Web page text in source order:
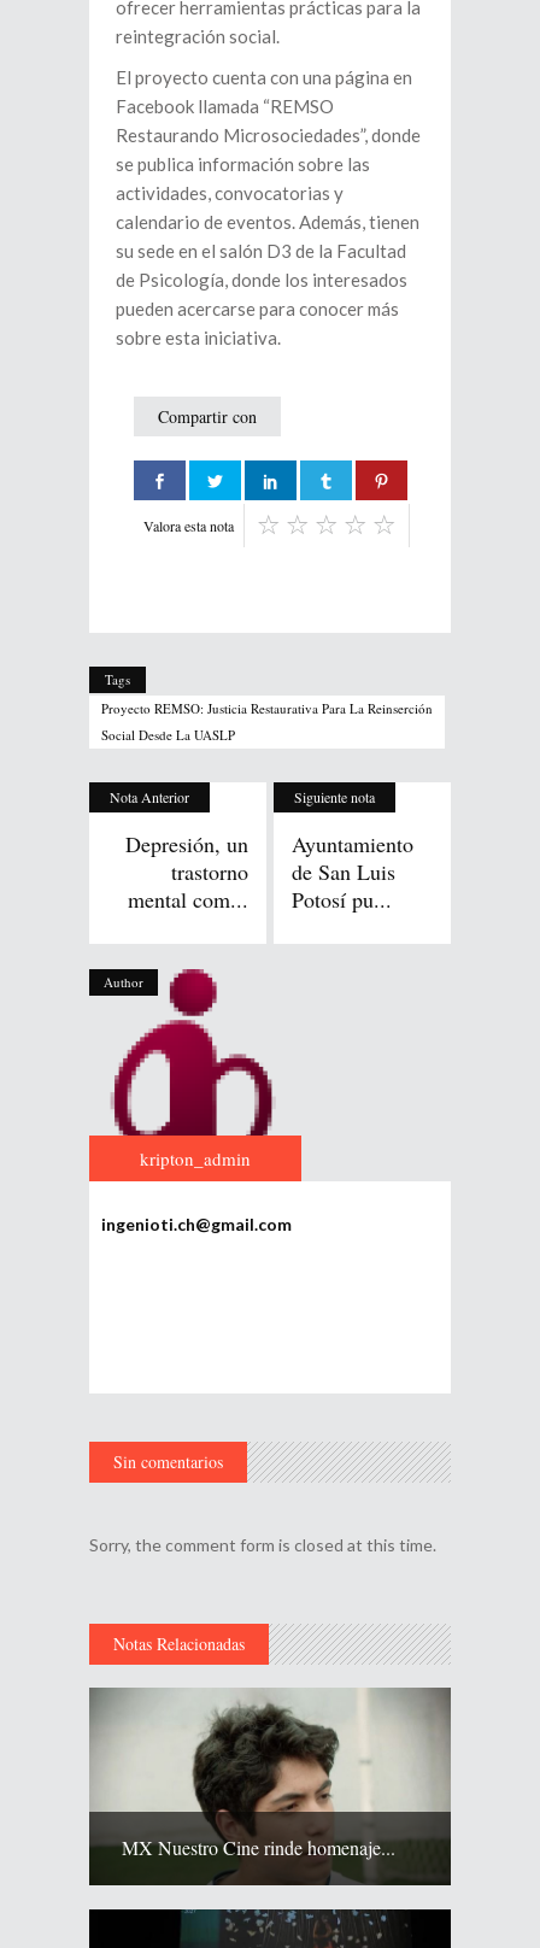
ofrecer herramientas prácticas para la
reintegración social.
El proyecto cuenta con una página en
Facebook llamada “REMSO
Restaurando Microsociedades”, donde
se publica información sobre las
actividades, convocatorias y
calendario de eventos. Además, tienen
su sede en el salón D3 de la Facultad
de Psicología, donde los interesados
pueden acercarse para conocer más
sobre esta iniciativa.
Compartir con
Valora esta nota
Tags
Proyecto REMSO: Justicia Restaurativa Para La Reinserción
Social Desde La UASLP
Nota Anterior
Depresión, un
trastorno
mental com...
Siguiente nota
Ayuntamiento
de San Luis
Potosí pu...
Author
kripton_admin
ingenioti.ch@gmail.com
Sin comentarios
Sorry, the comment form is closed at this time.
Notas Relacionadas
MX Nuestro Cine rinde homenaje...